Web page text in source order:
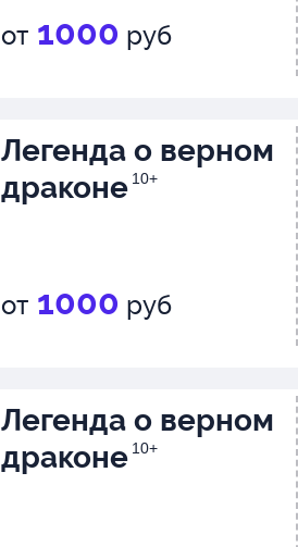
от 1000 руб
Легенда о верном
драконе 10+
от 1000 руб
Легенда о верном
драконе 10+